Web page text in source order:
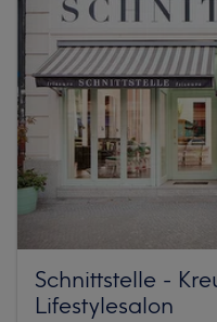
Schnittstelle -
Lifestylesalon